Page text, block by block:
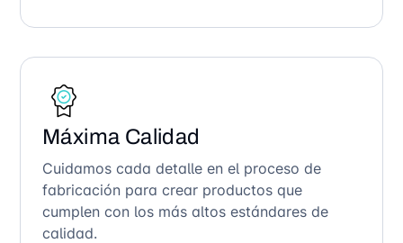
Máxima Calidad
Cuidamos cada detalle en el proceso de
fabricación para crear productos que
cumplen con los más altos estándares de
calidad.